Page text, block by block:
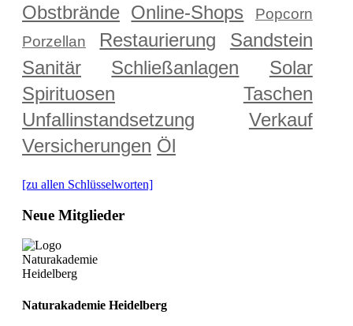
Obstbrände Online-Shops
Popcorn
Porzellan
Restaurierung
Sandstein
Sanitär
Schließanlagen
Solar
Spirituosen
Taschen
Unfallinstandsetzung
Verkauf
Versicherungen Öl
[zu allen Schlüsselworten]
Neue Mitglieder
Naturakademie Heidelberg